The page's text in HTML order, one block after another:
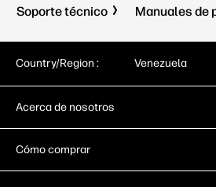
Soporte técnico
Manuales de
Country/Region : Venezuela
Acerca de nosotros
Cómo comprar